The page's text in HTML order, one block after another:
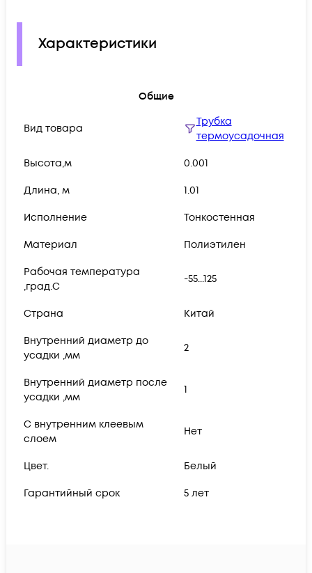
Характеристики
Общие
Вид товара
Трубка
термоусадочная
Высота,м 0.001
Длина, м 1.01
Исполнение Тонкостенная
Материал Полиэтилен
Рабочая температура
,град.C
-55...125
Страна Китай
Внутренний диаметр до
усадки ,мм
2
Внутренний диаметр после
усадки ,мм
1
С внутренним клеевым
слоем
Нет
Цвет. Белый
Гарантийный срок 5 лет